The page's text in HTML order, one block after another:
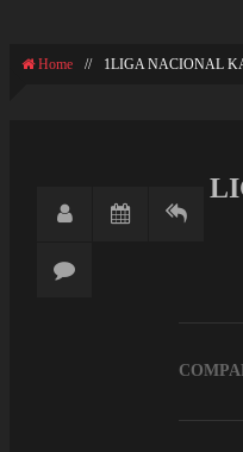
Home // 1LIGA NACIONAL